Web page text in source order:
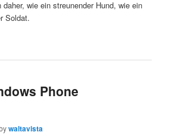
daher, wie ein streunender Hund, wie ein
Soldat.
Phone
waltavista